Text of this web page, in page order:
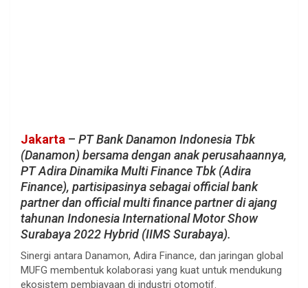
Jakarta – PT Bank Danamon Indonesia Tbk
(Danamon) bersama dengan anak perusahaannya,
PT Adira Dinamika Multi Finance Tbk (Adira
Finance), partisipasinya sebagai official bank
partner dan official multi finance partner di ajang
tahunan Indonesia International Motor Show
Surabaya 2022 Hybrid (IIMS Surabaya).
Sinergi antara Danamon, Adira Finance, dan jaringan global
MUFG membentuk kolaborasi yang kuat untuk mendukung
ekosistem pembiayaan di industri otomotif.